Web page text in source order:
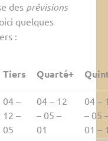
des prévisions
quelques
:
Tiers Quarté+
04 –
12 –
05
04 – 12
– 05 –
01
04 –
– 05
01 –